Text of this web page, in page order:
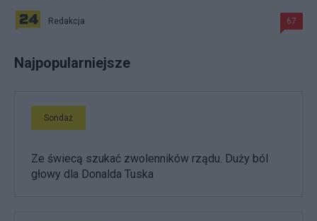
Redakcja 67
Najpopularniejsze
Sondaż
Ze świecą szukać zwolenników rządu. Duży ból
głowy dla Donalda Tuska